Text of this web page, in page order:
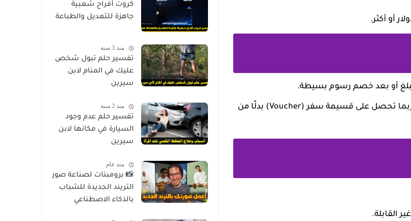
أو بعد خصم رسوم بسيطة.
: قد لا تسترد أي مبلغ، أو ربما تحصل على قسيمة سفر (Voucher) بدلًا من
القابلة.
كروت أفراح شعبية
جاهزة للتعديل والطباعة
منذ 3 سنة
تفسير حلم تبول شخص
عليك في المنام لابن
سيرين
منذ 2 سنة
تفسير حلم عدم وجود
السيارة في مكانها لابن
سيرين
منذ عام
📸 برومبتات لصناعة صور
التريند الجديدة للشباب
بالذكاء الاصطناعي